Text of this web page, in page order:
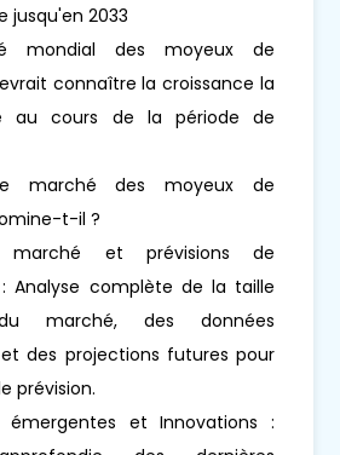
jusqu'en 2033
mondial des moyeux de
connaître la croissance la
au cours de la période de
marché des moyeux de
t-il ?
et prévisions de
Analyse complète de la taille
marché, des données
des projections futures pour
prévision.
émergentes et Innovations :